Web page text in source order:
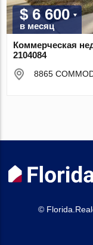
$ 6 600
в месяц
Коммерческая
2104084
8865
©